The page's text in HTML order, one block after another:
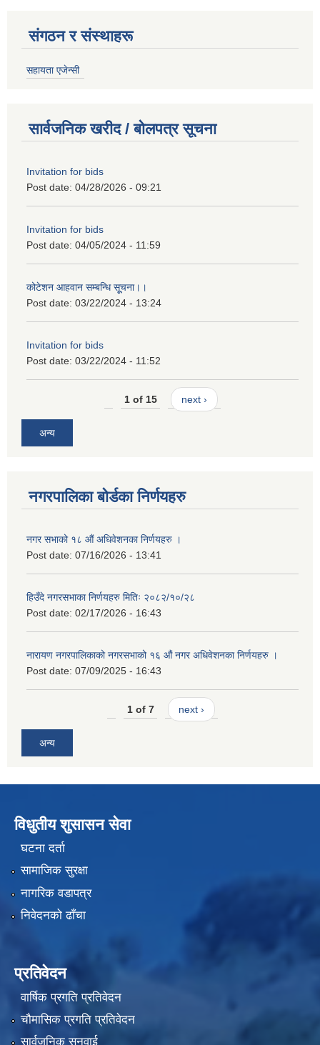
संगठन र संस्थाहरू
सहायता एजेन्सी
सार्वजनिक खरीद / बोलपत्र सूचना
Invitation for bids
Post date: 04/28/2026 - 09:21
Invitation for bids
Post date: 04/05/2024 - 11:59
कोटेशन आहवान सम्बन्धि सूूचना।।
Post date: 03/22/2024 - 13:24
Invitation for bids
Post date: 03/22/2024 - 11:52
1 of 15 next ›
अन्य
नगरपालिका बोर्डका निर्णयहरु
नगर सभाको १८ औं अधिवेशनका निर्णयहरु ।
Post date: 07/16/2026 - 13:41
हिउँदे नगरसभाका निर्णयहरु मितिः २०८२/१०/२८
Post date: 02/17/2026 - 16:43
नारायण नगरपालिकाको नगरसभाको १६ औं नगर अधिवेशनका निर्णयहरु ।
Post date: 07/09/2025 - 16:43
1 of 7 next ›
अन्य
विधुतीय शुसासन सेवा
घटना दर्ता
सामाजिक सुरक्षा
नागरिक वडापत्र
निवेदनको ढाँचा
प्रतिवेदन
वार्षिक प्रगति प्रतिवेदन
चौमासिक प्रगति प्रतिवेदन
सार्वजनिक सुनुवाई